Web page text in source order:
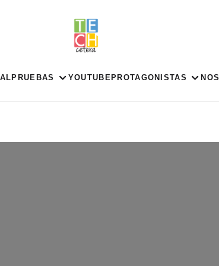
PRUEBAS YOUTUBE PROTAGONISTAS